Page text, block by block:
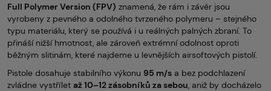
Full Polymer Version (FPV) znamená, že rám i závěr jsou
vyrobeny z pevného a odolného tvrzeného polymeru – stejného
typu materiálu, který se používá i u reálných palných zbraní. To
přináší nižší hmotnost, ale zároveň extrémní odolnost oproti
běžným slitinám, které najdeme u levnějších airsoftových pistolí.
Pistole dosahuje stabilního výkonu 95 m/s a bez podchlazení
zvládne vystřílet až 10–12 zásobníků za sebou, aniž by docházelo